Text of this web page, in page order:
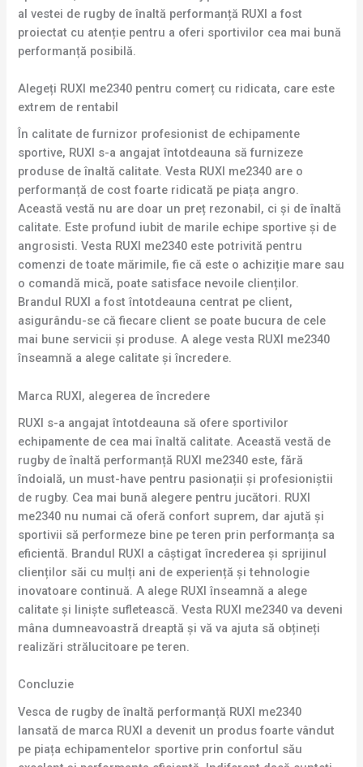
al vestei de rugby de înaltă performanță RUXI a fost
proiectat cu atenție pentru a oferi sportivilor cea mai bună
performanță posibilă.
Alegeți RUXI me2340 pentru comerț cu ridicata, care este
extrem de rentabil
În calitate de furnizor profesionist de echipamente
sportive, RUXI s-a angajat întotdeauna să furnizeze
produse de înaltă calitate. Vesta RUXI me2340 are o
performanță de cost foarte ridicată pe piața angro.
Această vestă nu are doar un preț rezonabil, ci și de înaltă
calitate. Este profund iubit de marile echipe sportive și de
angrosisti. Vesta RUXI me2340 este potrivită pentru
comenzi de toate mărimile, fie că este o achiziție mare sau
o comandă mică, poate satisface nevoile clienților.
Brandul RUXI a fost întotdeauna centrat pe client,
asigurându-se că fiecare client se poate bucura de cele
mai bune servicii și produse. A alege vesta RUXI me2340
înseamnă a alege calitate și încredere.
Marca RUXI, alegerea de încredere
RUXI s-a angajat întotdeauna să ofere sportivilor
echipamente de cea mai înaltă calitate. Această vestă de
rugby de înaltă performanță RUXI me2340 este, fără
îndoială, un must-have pentru pasionații și profesioniștii
de rugby. Cea mai bună alegere pentru jucători. RUXI
me2340 nu numai că oferă confort suprem, dar ajută și
sportivii să performeze bine pe teren prin performanța sa
eficientă. Brandul RUXI a câștigat încrederea și sprijinul
clienților săi cu mulți ani de experiență și tehnologie
inovatoare continuă. A alege RUXI înseamnă a alege
calitate și liniște sufletească. Vesta RUXI me2340 va deveni
mâna dumneavoastră dreaptă și vă va ajuta să obțineți
realizări strălucitoare pe teren.
Concluzie
Vesca de rugby de înaltă performanță RUXI me2340
lansată de marca RUXI a devenit un produs foarte vândut
pe piața echipamentelor sportive prin confortul său